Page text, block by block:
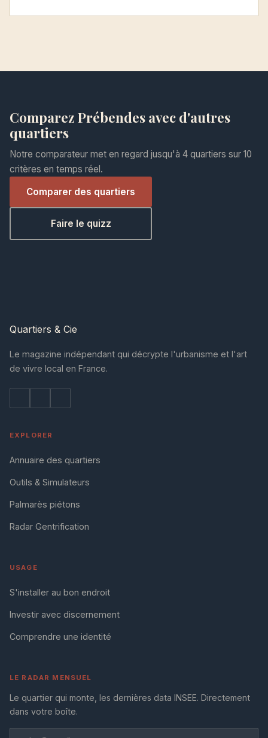
Comparez Prébendes avec d'autres
quartiers
Notre comparateur met en regard jusqu'à 4 quartiers sur 10
critères en temps réel.
Comparer des quartiers
Faire le quizz
Quartiers & Cie
Le magazine indépendant qui décrypte l'urbanisme et l'art
de vivre local en France.
EXPLORER
Annuaire des quartiers
Outils & Simulateurs
Palmarès piétons
Radar Gentrification
USAGE
S'installer au bon endroit
Investir avec discernement
Comprendre une identité
LE RADAR MENSUEL
Le quartier qui monte, les dernières data INSEE. Directement
dans votre boîte.